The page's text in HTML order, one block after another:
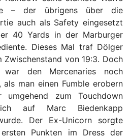
– der übrigens über die
auch als Safety eingesetzt
40 Yards in der Marburger
Dieses Mal traf Dölger
Zwischenstand von 19:3. Doch
den Mercenaries noch
als man einen Fumble erobern
umgehend zum Touchdown
auf Marc Biedenkapp
Der Ex-Unicorn sorgte
Punkten im Dress der